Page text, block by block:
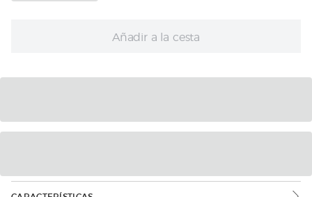
Añadir a la cesta